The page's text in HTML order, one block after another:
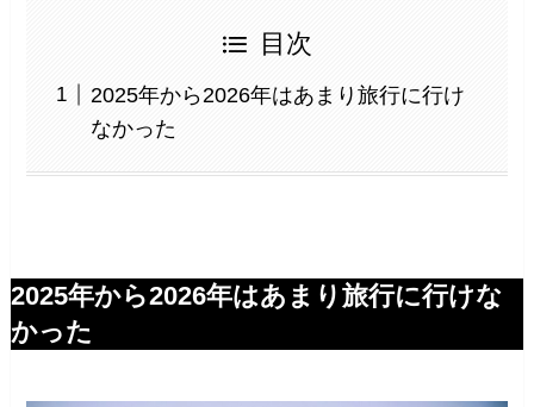
目次
2025年から2026年はあまり旅行に行け
なかった
2025年から2026年はあまり旅行に行けな
かった